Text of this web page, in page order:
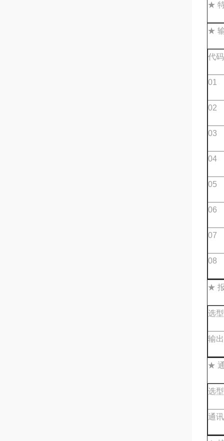
★
★
代码
01
02
03
04
05
06
07
08
★
选
输
★
选
通